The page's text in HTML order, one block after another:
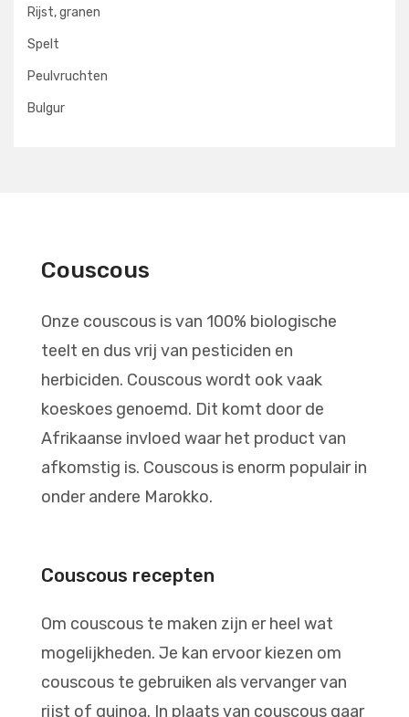
Rijst, granen
Spelt
Peulvruchten
Bulgur
Couscous
Onze couscous is van 100% biologische
teelt en dus vrij van pesticiden en
herbiciden. Couscous wordt ook vaak
koeskoes genoemd. Dit komt door de
Afrikaanse invloed waar het product van
afkomstig is. Couscous is enorm populair in
onder andere Marokko.
Couscous recepten
Om couscous te maken zijn er heel wat
mogelijkheden. Je kan ervoor kiezen om
couscous te gebruiken als vervanger van
rijst of quinoa. In plaats van couscous gaar